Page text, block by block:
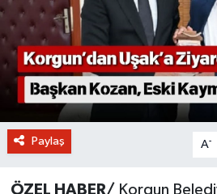
Paylaş A-
ÖZEL HABER/ Korgun